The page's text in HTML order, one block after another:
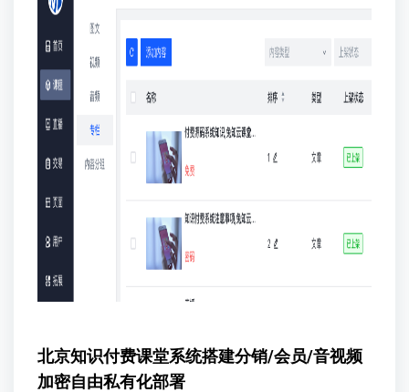
北京知识付费课堂系统搭建分销/会员/音视频
加密自由私有化部署